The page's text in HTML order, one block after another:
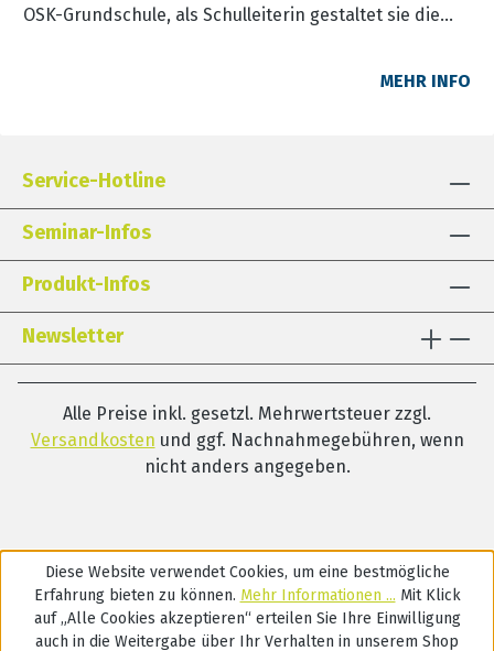
Schule und Ganztag nicht als getrennte Welten,
Mit Schwerpunkten auf multiprofessioneller
auf Augenhöhe gelingt. Ihr Ziel: Den Ganztag durch
echte Teilhabe und moderne Strukturen zum
Herzstück einer zukunftsfähigen Bildung zu machen –
für die Welt von morgen.
OSK-Grundschule, als Schulleiterin gestaltet sie die
MEHR INFO
Service-Hotline
Seminar-Infos
Produkt-Infos
Newsletter
Alle Preise inkl. gesetzl. Mehrwertsteuer zzgl.
Versandkosten und ggf. Nachnahmegebühren, wenn
nicht anders angegeben.
Diese Website verwendet Cookies, um eine bestmögliche
Erfahrung bieten zu können. Mehr Informationen ... Mit Klick
auf „Alle Cookies akzeptieren“ erteilen Sie Ihre Einwilligung
auch in die Weitergabe über Ihr Verhalten in unserem Shop